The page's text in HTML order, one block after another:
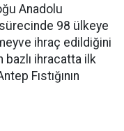
Anadolu
sürecinde 98 ülkeye
ihraç edildiğini
bazlı ihracatta ilk
Fıstığının